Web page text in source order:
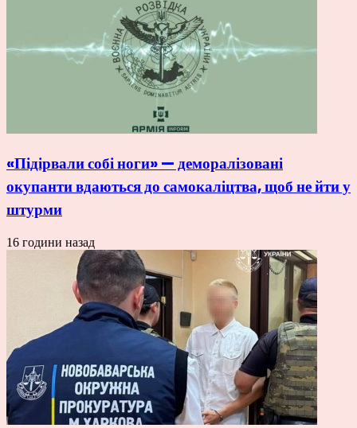
«Підірвали собі ноги» — деморалізовані
окупанти вдаються до самокаліцтва, щоб не йти у
штурми
16 години назад